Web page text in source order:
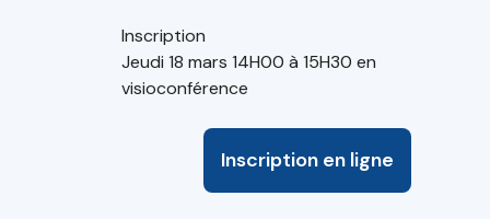
Inscription
Jeudi 18 mars 14H00 à 15H30 en
visioconférence
Inscription en ligne